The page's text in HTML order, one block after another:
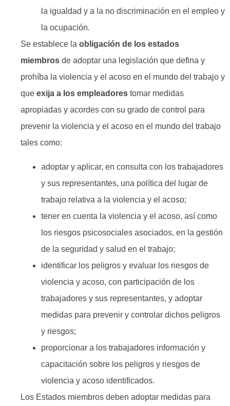
la igualdad y a la no discriminación en el empleo y
la ocupación.
Se establece la obligación de los estados
miembros de adoptar una legislación que defina y
prohíba la violencia y el acoso en el mundo del trabajo y
que exija a los empleadores tomar medidas
apropiadas y acordes con su grado de control para
prevenir la violencia y el acoso en el mundo del trabajo
tales como:
adoptar y aplicar, en consulta con los trabajadores
y sus representantes, una política del lugar de
trabajo relativa a la violencia y el acoso;
tener en cuenta la violencia y el acoso, así como
los riesgos psicosociales asociados, en la gestión
de la seguridad y salud en el trabajo;
identificar los peligros y evaluar los riesgos de
violencia y acoso, con participación de los
trabajadores y sus representantes, y adoptar
medidas para prevenir y controlar dichos peligros
y riesgos;
proporcionar a los trabajadores información y
capacitación sobre los peligros y riesgos de
violencia y acoso identificados.
Los Estados miembros deben adoptar medidas para